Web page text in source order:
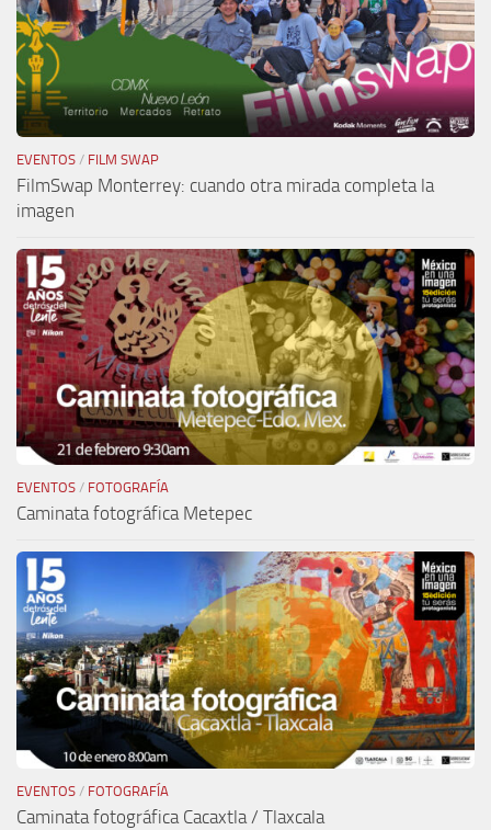
EVENTOS / FILM SWAP
FilmSwap Monterrey: cuando otra mirada completa la
imagen
EVENTOS / FOTOGRAFÍA
Caminata fotográfica Metepec
EVENTOS / FOTOGRAFÍA
Caminata fotográfica Cacaxtla / Tlaxcala